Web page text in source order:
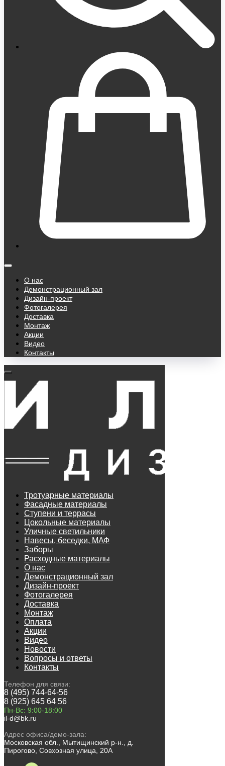
О нас
Демонстрационный зал
Дизайн-проект
Фотогалерея
Доставка
Монтаж
Акции
Видео
Контакты
Тротуарные материалы
Фасадные материалы
Ступени и террасы
Цокольные материалы
Уличные светильники
Навесы, беседки, МАФ
Заборы
Расходные материалы
О нас
Демонстрационный зал
Дизайн-проект
Фотогалерея
Доставка
Монтаж
Оплата
Акции
Видео
Новости
Вопросы и ответы
Контакты
Телефон для связи:
8 (495) 744-64-56
8 (925) 645 64 56
Пн-Вс: 9:00-18:00
il-d@bk.ru
Адрес офиса/демо-зала:
Московская обл., Мытищинский р-н., д.
Пирогово, Совхозная улица, 20А